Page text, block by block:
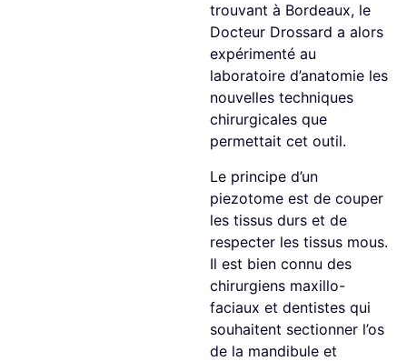
trouvant à Bordeaux, le
Docteur Drossard a alors
expérimenté au
laboratoire d’anatomie les
nouvelles techniques
chirurgicales que
permettait cet outil.
Le principe d’un
piezotome est de couper
les tissus durs et de
respecter les tissus mous.
Il est bien connu des
chirurgiens maxillo-
faciaux et dentistes qui
souhaitent sectionner l’os
de la mandibule et